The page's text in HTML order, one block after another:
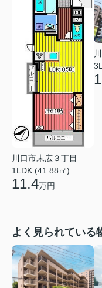
川口市末広３丁目
1LDK (41.88㎡)
11.4万円
よく見られている